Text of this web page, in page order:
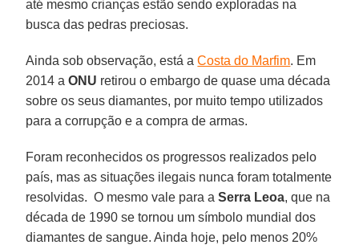
até mesmo crianças estão sendo exploradas na
busca das pedras preciosas.
Ainda sob observação, está aCosta do Marfim. Em
2014 aONU retirou o embargo de quase uma década
sobre os seus diamantes, por muito tempo utilizados
para a corrupção e a compra de armas.
Foram reconhecidos os progressos realizados pelo
país, mas as situações ilegais nunca foram totalmente
resolvidas. O mesmo vale para aSerra Leoa, que na
década de 1990 se tornou um símbolo mundial dos
diamantes de sangue. Ainda hoje, pelo menos 20%